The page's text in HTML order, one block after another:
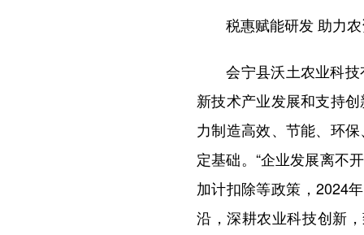
税惠赋能研发 助力农
会宁县沃土农业科技
新技术产业发展和支持
力制造高效、节能、环
定基础。“企业发展离不
加计扣除等政策，2024
沿，深耕农业科技创新